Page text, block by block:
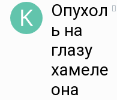
Опухол
ь на
глазу
хамеле
она